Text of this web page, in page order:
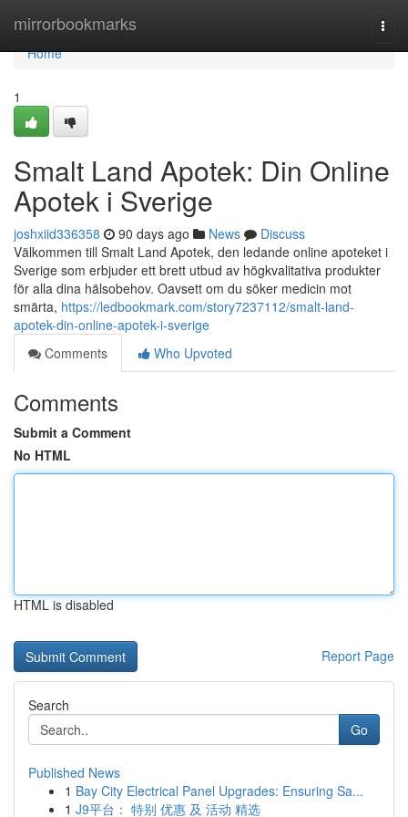
mirrorbookmarks
Home
Home
1
Smalt Land Apotek: Din Online
Apotek i Sverige
joshxiid336358 90 days ago News
Discuss
Välkommen till Smalt Land Apotek, den ledande online apoteket i
Sverige som erbjuder ett brett utbud av högkvalitativa produkter
för alla dina hälsobehov. Oavsett om du söker medicin mot
smärta, https://ledbookmark.com/story7237112/smalt-land-
apotek-din-online-apotek-i-sverige
Comments
Who Upvoted
Comments
Submit a Comment
No HTML
HTML is disabled
Report Page
Search
Go
Published News
1 Bay City Electrical Panel Upgrades: Ensuring Sa...
1 J9平台： 特别 优惠 及 活动 精选